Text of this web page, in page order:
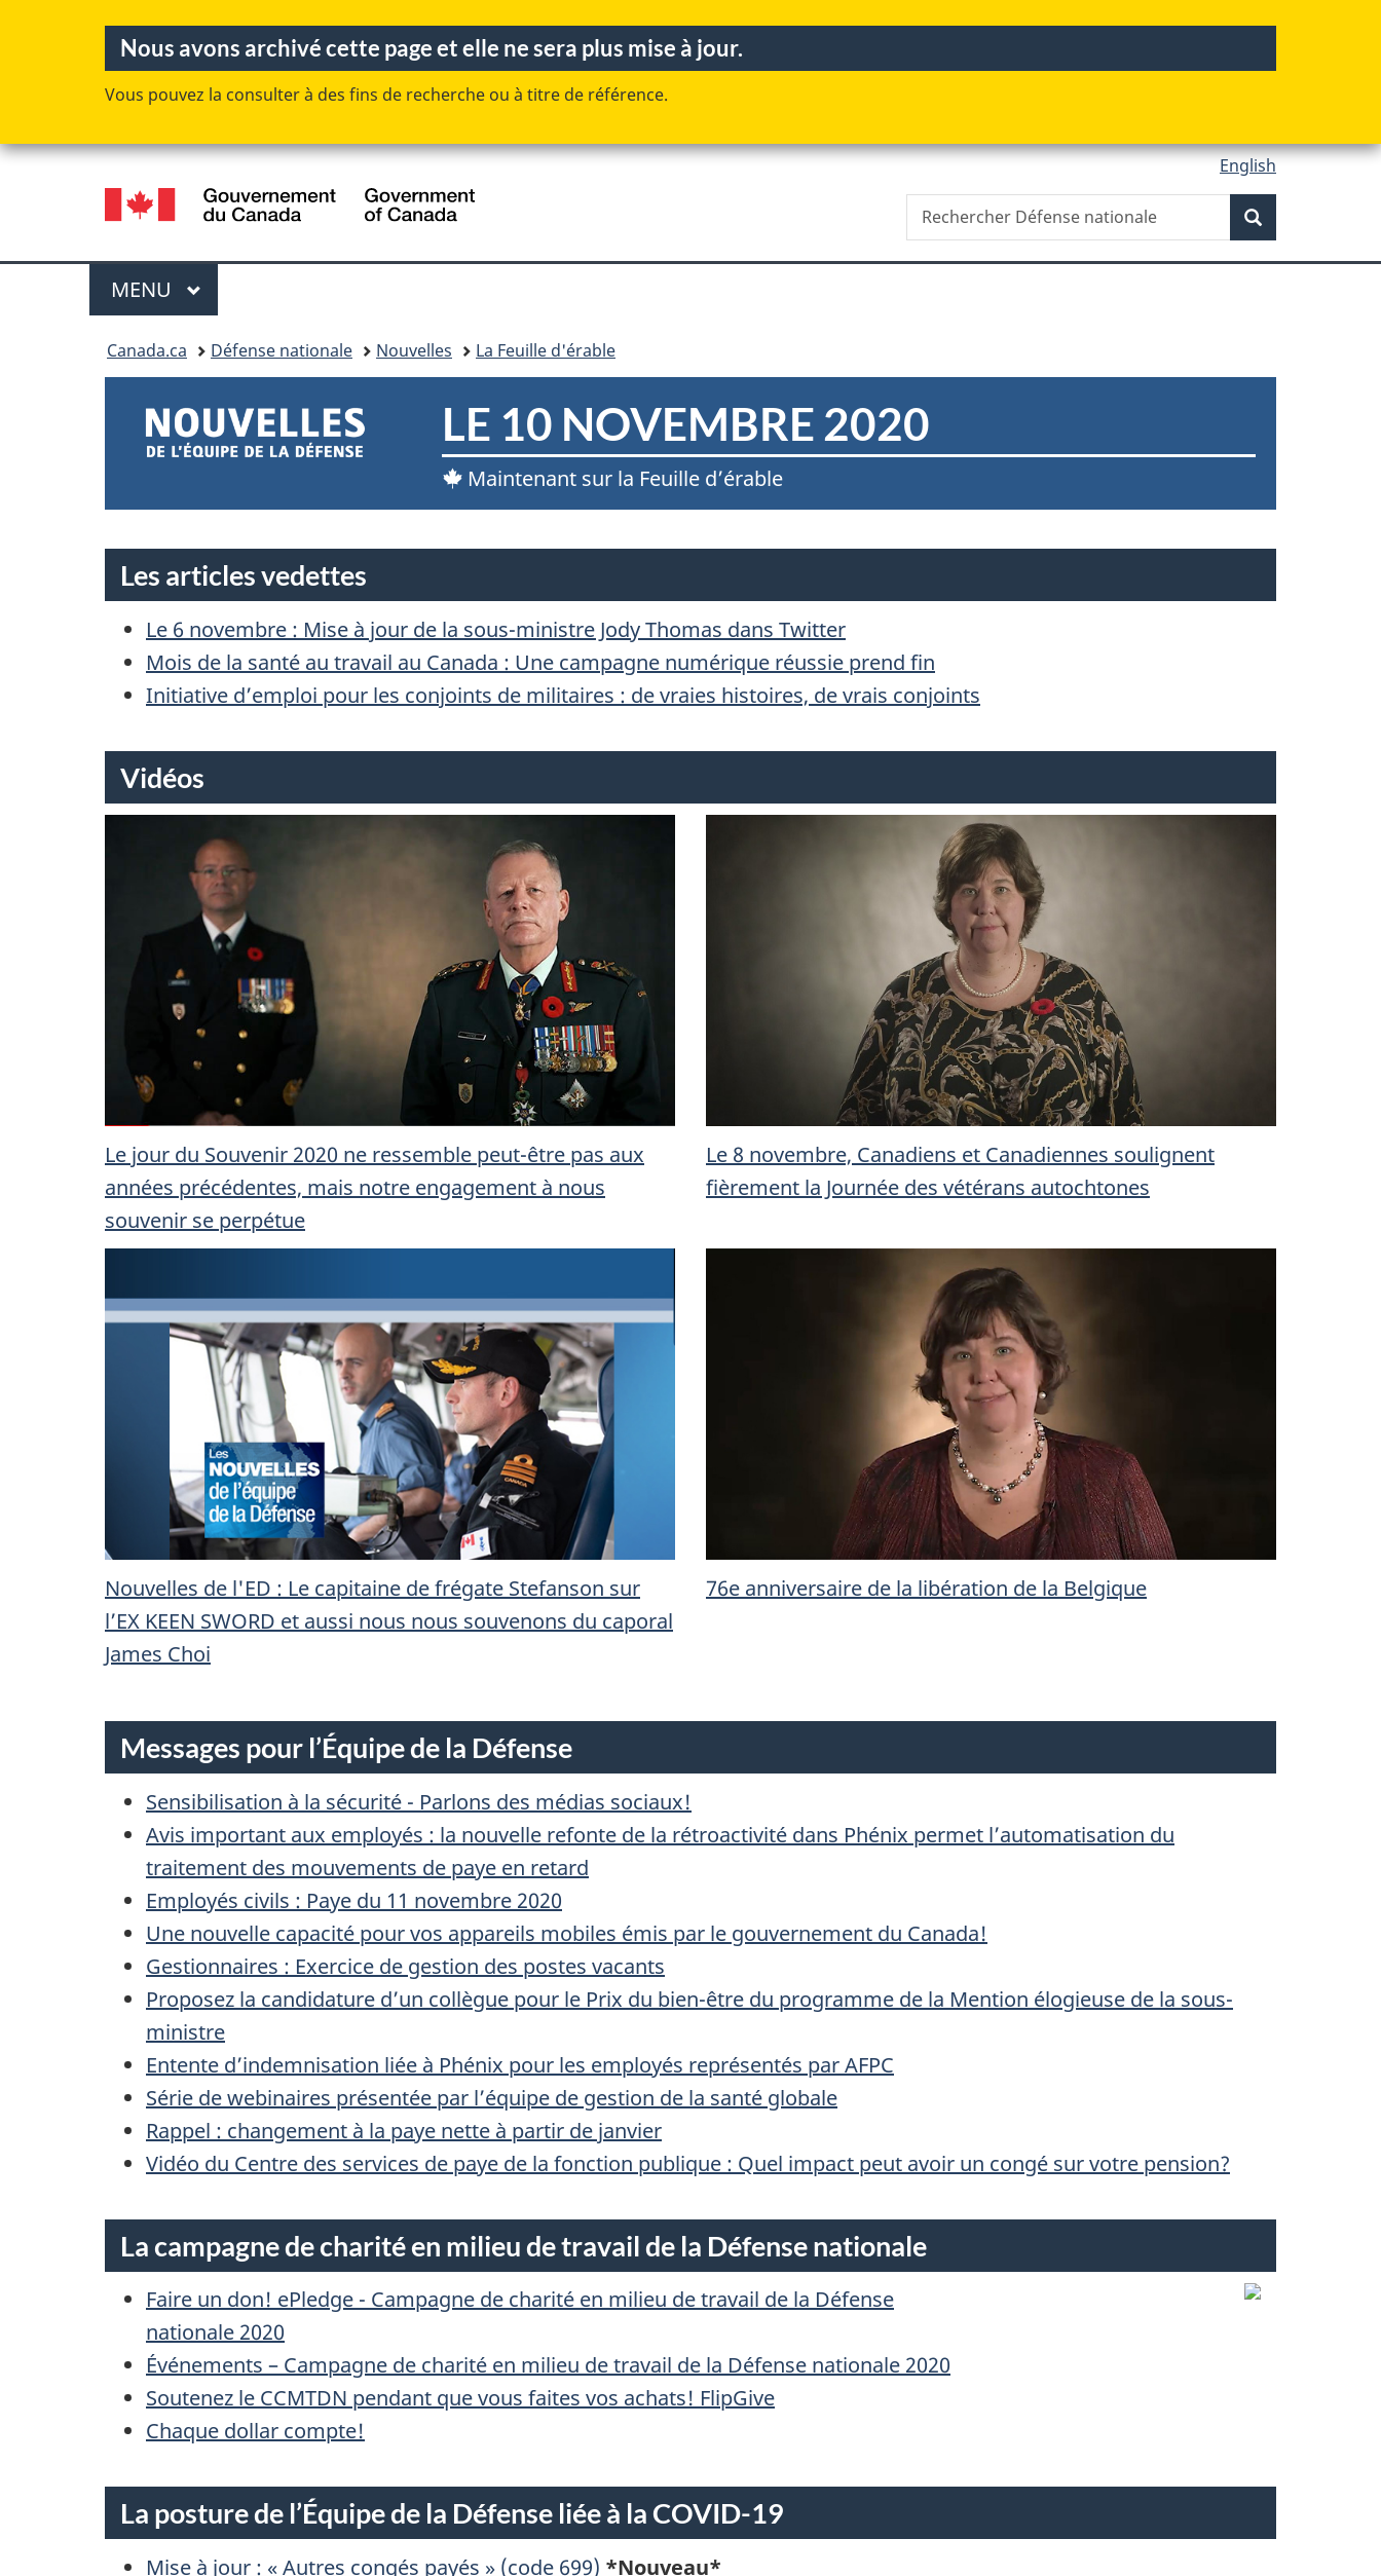
Passer
au
Gestionnaire
Passer
au
contenu
Passer
à
«
du
Passer
à
la
simplifiée
Nous avons archivé cette page et elle ne sera plus mise à jour.
Vous pouvez la consulter à des fins de recherche ou à titre de référence.
de
la
langue
English
Canada
Recherche
Rechercher
Défense
Menu
MENU PRINCIPAL
Canada.ca Défense nationale Nouvelles La Feuille d'érable
N
O
U
E
L
L
E
S
D
E
L
É
Q
U
I
P
E
D
E
L
A
D
F
E
N
S
E
LE 10 NOVEMBRE 2020
Maintenant sur la Feuille d’érable
Les articles vedettes
Le 6 novembre : Mise à jour de la sous-ministre Jody Thomas dans Twitter
Mois de la santé au travail au Canada : Une campagne numérique réussie prend fin
Initiative d’emploi pour les conjoints de militaires : de vraies histoires, de vrais conjoints
Vidéos
Le jour du Souvenir 2020 ne ressemble peut-être pas aux
années précédentes, mais notre engagement à nous
souvenir se perpétue
Le 8 novembre, Canadiens et Canadiennes soulignent
fièrement la Journée des vétérans autochtones
Nouvelles de l'ED : Le capitaine de frégate Stefanson sur
l’EX KEEN SWORD et aussi nous nous souvenons du caporal
James Choi
76e anniversaire de la libération de la Belgique
Messages pour l’Équipe de la Défense
Sensibilisation à la sécurité - Parlons des médias sociaux!
Avis important aux employés : la nouvelle refonte de la rétroactivité dans Phénix permet l’automatisation du
traitement des mouvements de paye en retard
Employés civils : Paye du 11 novembre 2020
Une nouvelle capacité pour vos appareils mobiles émis par le gouvernement du Canada!
Gestionnaires : Exercice de gestion des postes vacants
Proposez la candidature d’un collègue pour le Prix du bien-être du programme de la Mention élogieuse de la sous-
ministre
Entente d’indemnisation liée à Phénix pour les employés représentés par AFPC
Série de webinaires présentée par l’équipe de gestion de la santé globale
Rappel : changement à la paye nette à partir de janvier
Vidéo du Centre des services de paye de la fonction publique : Quel impact peut avoir un congé sur votre pension?
La campagne de charité en milieu de travail de la Défense nationale
Faire un don! ePledge - Campagne de charité en milieu de travail de la Défense
nationale 2020
Événements – Campagne de charité en milieu de travail de la Défense nationale 2020
Soutenez le CCMTDN pendant que vous faites vos achats! FlipGive
Chaque dollar compte!
La posture de l’Équipe de la Défense liée à la COVID-19
Mise à jour : « Autres congés payés » (code 699) *Nouveau*